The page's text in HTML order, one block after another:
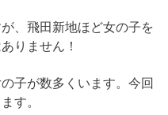
、飛田新地ほど女の子を
りません！
子が数多くいます。今回
す。